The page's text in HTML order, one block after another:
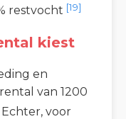
restvocht [19]
kiest
en
van 1200
Echter, voor